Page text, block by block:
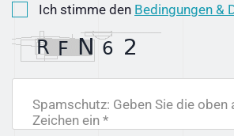
Ich stimme den Bedingungen &
Spamschutz: Geben Sie die oben
Zeichen ein *